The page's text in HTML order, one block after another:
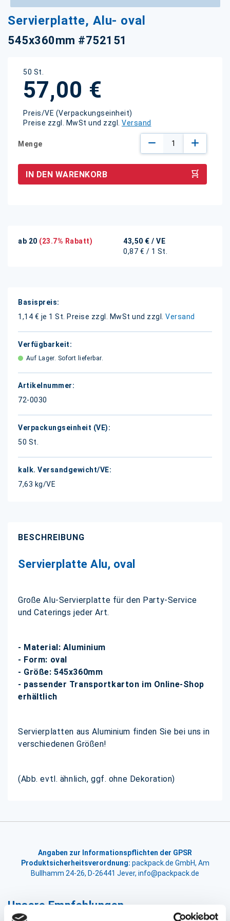
Servierplatte, Alu- oval
545x360mm #752151
50 St.
57,00 €
Preis/VE (Verpackungseinheit)
Preise zzgl. MwSt und zzgl. Versand
Menge
IN DEN WARENKORB
ab 20 (23.7% Rabatt) 43,50 € / VE
0,87 € / 1 St.
Weitere
Informationen
1,14 € je 1 St. Preise zzgl. MwSt und zzgl. Versand
Auf Lager. Sofort lieferbar.
72-0030
50 St.
7,63 kg/VE
Anfang
der
Bildgalerie
BESCHREIBUNG
Servierplatte Alu, oval
Große Alu-Servierplatte für den Party-Service
und Caterings jeder Art.
- Material: Aluminium
- Form: oval
- Größe: 545x360mm
- passender Transportkarton im Online-Shop
erhältlich
Servierplatten aus Aluminium finden Sie bei uns in
verschiedenen Größen!
(Abb. evtl. ähnlich, ggf. ohne Dekoration)
Angaben zur Informationspflichten der GPSR
Produktsicherheitsverordnung: packpack.de GmbH, Am
Bullhamm 24-26, D-26441 Jever, info@packpack.de
Unsere Empfehlungen